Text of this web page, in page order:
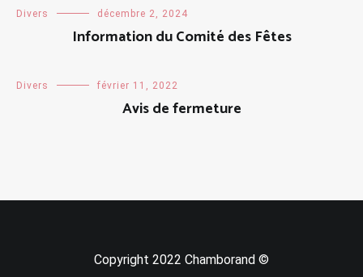
Divers décembre 2, 2024
Information du Comité des Fêtes
Divers février 11, 2022
Avis de fermeture
Copyright 2022 Chamborand ©